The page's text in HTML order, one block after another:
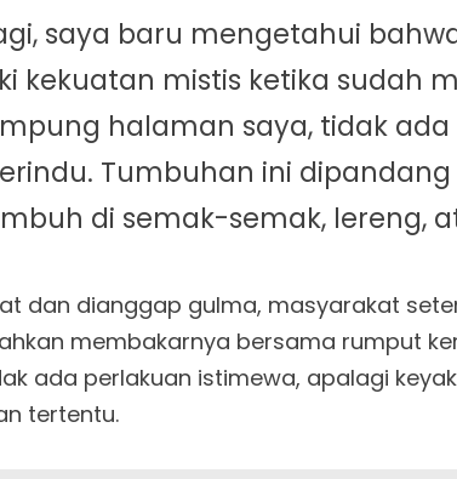
saya baru mengetahui
kekuatan mistis ketika sudah
halaman saya, tidak
Tumbuhan ini
di semak-semak, lereng,
dan dianggap gulma, masyarakat
membakarnya bersama rumput
ada perlakuan istimewa, apalagi
tertentu.